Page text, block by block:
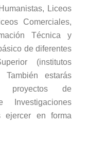
Liceos
Comerciales,
Técnica y
de diferentes
(institutos
También estarás
proyectos de
ejercer en forma